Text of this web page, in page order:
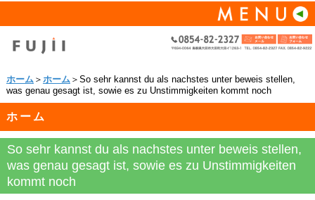
ホーム＞ ホーム＞So sehr kannst du als nachstes unter beweis stellen,
was genau gesagt ist, sowie es zu Unstimmigkeiten kommt noch
ホーム
So sehr kannst du als nachstes unter beweis stellen,
was genau gesagt ist, sowie es zu Unstimmigkeiten
kommt noch